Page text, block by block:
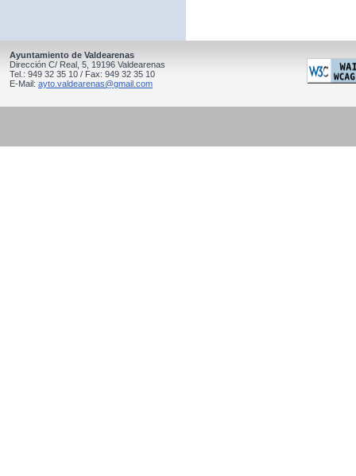
Ayuntamiento de Valdearenas
Dirección C/ Real, 5, 19196 Valdearenas
Tel.: 949 32 35 10 / Fax: 949 32 35 10
E-Mail: ayto.valdearenas@gmail.com